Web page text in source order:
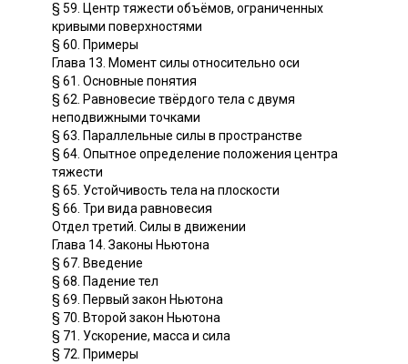
§ 59. Центр тяжести объёмов, ограниченных
кривыми поверхностями
§ 60. Примеры
Глава 13. Момент силы относительно оси
§ 61. Основные понятия
§ 62. Равновесие твёрдого тела с двумя
неподвижными точками
§ 63. Параллельные силы в пространстве
§ 64. Опытное определение положения центра
тяжести
§ 65. Устойчивость тела на плоскости
§ 66. Три вида равновесия
Отдел третий. Силы в движении
Глава 14. Законы Ньютона
§ 67. Введение
§ 68. Падение тел
§ 69. Первый закон Ньютона
§ 70. Второй закон Ньютона
§ 71. Ускорение, масса и сила
§ 72. Примеры